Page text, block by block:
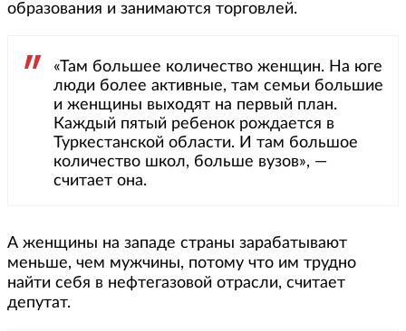
образования и занимаются торговлей.
«Там большее количество женщин. На юге
люди более активные, там семьи большие
и женщины выходят на первый план.
Каждый пятый ребенок рождается в
Туркестанской области. И там большое
количество школ, больше вузов», —
считает она.
А женщины на западе страны зарабатывают
меньше, чем мужчины, потому что им трудно
найти себя в нефтегазовой отрасли, считает
депутат.